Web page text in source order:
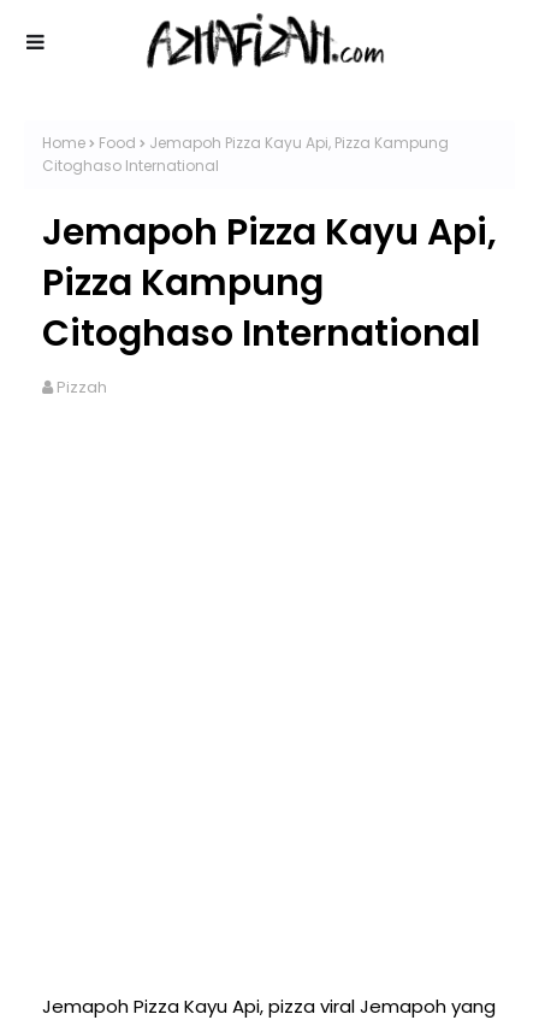
Home Food
Jemapoh Pizza Kayu Api, Pizza Kampung
Citoghaso International
Jemapoh Pizza Kayu Api,
Pizza Kampung
Citoghaso International
Pizzah
Jemapoh Pizza Kayu Api, pizza viral Jemapoh yang